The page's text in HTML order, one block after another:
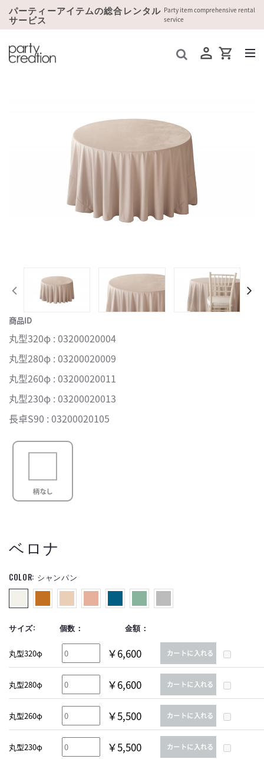
パーティーアイテムの総合レンタル
サービス
Party item comprehensive rental
service
商品ID
丸型320φ : 03200020004
丸型280φ : 03200020009
丸型260φ : 03200020011
丸型230φ : 03200020013
長卓S90 : 03200020105
ベロナ
COLOR: シャンパン
サイズ: 個数： 金額：
丸型320φ ￥6,600 カートに入れる
丸型280φ ￥6,600 カートに入れる
丸型260φ ￥5,500 カートに入れる
丸型230φ ￥5,500 カートに入れる